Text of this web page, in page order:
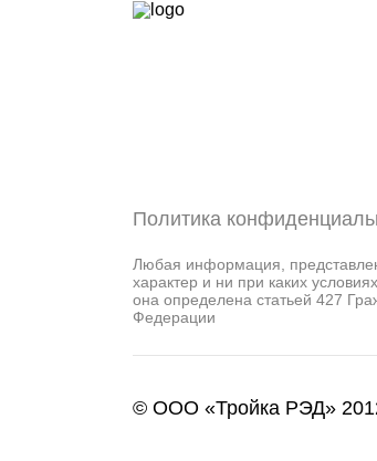
Политика
Любая информация,
характер и ни при каких
она определена статьей 427
Федерации
© ООО «Тройка РЭД»